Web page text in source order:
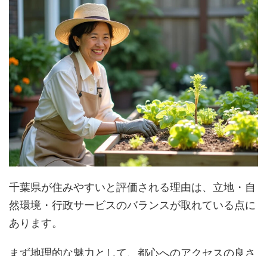
千葉県が住みやすいと評価される理由は、立地・自
然環境・行政サービスのバランスが取れている点に
あります。
まず地理的な魅力として、都心へのアクセスの良さ